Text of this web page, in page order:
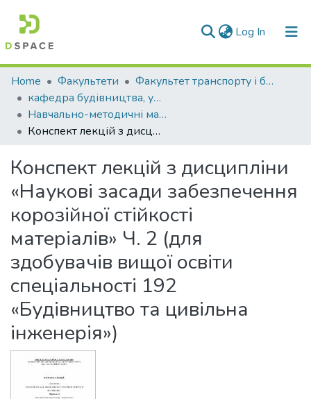
Log In (current)
Communities & Collections
All of DSpace
Statistics
Home Факультети
Факультет транспорту і будівництва
кафедра будівництва, урбаністики та просторового планування
Навчально-методичні матеріали (КБУтаПП)
Конспект лекцій з дисципліни «Наукові засади забезпечення корозійної стійкості матеріалів» Ч. 2 (для здобувачів вищої освіти спеціальності 192 «Будівництво та цивільна інженерія»)
Конспект лекцій з дисципліни
«Наукові засади забезпечення
корозійної стійкості
матеріалів» Ч. 2 (для
здобувачів вищої освіти
спеціальності 192
«Будівництво та цивільна
інженерія»)